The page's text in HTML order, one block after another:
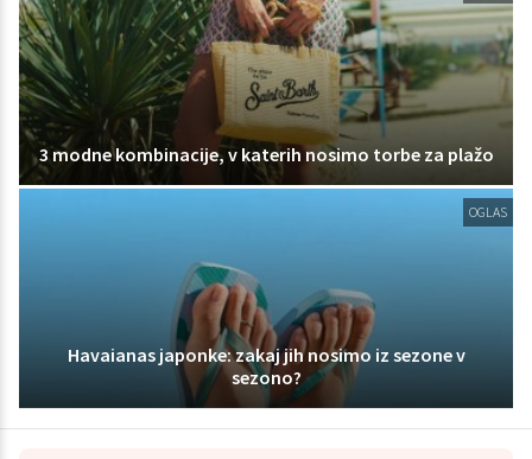
3 modne kombinacije, v katerih nosimo torbe za plažo
OGLAS
Havaianas japonke: zakaj jih nosimo iz sezone v
sezono?